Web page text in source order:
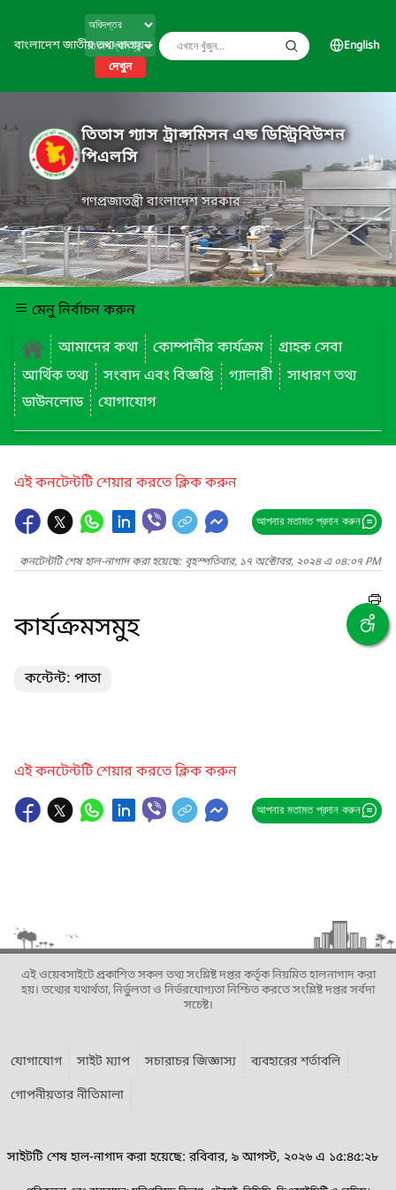
বাংলাদেশ জাতীয় তথ্য বাতায়ন
দেখুন
English
তিতাস গ্যাস ট্রান্সমিসন এন্ড ডিস্ট্রিবিউশন
পিএলসি
গণপ্রজাতন্ত্রী বাংলাদেশ সরকার
মেনু নির্বাচন করুন
আমাদের কথা
কোম্পানীর কার্যক্রম
গ্রাহক সেবা
আর্থিক তথ্য
সংবাদ এবং বিজ্ঞপ্তি গ্যালারী
সাধারণ তথ্য
ডাউনলোড
যোগাযোগ
এই কনটেন্টটি শেয়ার করতে ক্লিক করুন
আপনার মতামত প্রদান করুন
কনটেন্টটি শেষ হাল-নাগাদ করা হয়েছে: বৃহস্পতিবার, ১৭ অক্টোবর, ২০২৪ এ ০৪:০৭ PM
কার্যক্রমসমুহ
কন্টেন্ট: পাতা
এই কনটেন্টটি শেয়ার করতে ক্লিক করুন
আপনার মতামত প্রদান করুন
এই ওয়েবসাইটে প্রকাশিত সকল তথ্য সংশ্লিষ্ট দপ্তর কর্তৃক নিয়মিত হালনাগাদ করা
হয়। তথ্যের যথার্থতা, নির্ভুলতা ও নির্ভরযোগ্যতা নিশ্চিত করতে সংশ্লিষ্ট দপ্তর সর্বদা
সচেষ্ট।
যোগাযোগ সাইট ম্যাপ সচারাচর জিজ্ঞাস্য
ব্যবহারের শর্তাবলি
গোপনীয়তার নীতিমালা
সাইটটি শেষ হাল-নাগাদ করা হয়েছে: রবিবার, ৯ আগস্ট, ২০২৬ এ ১৫:৪৫:২৮